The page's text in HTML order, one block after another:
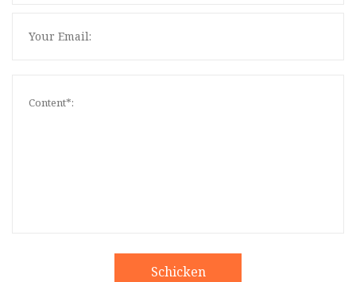
Schicken